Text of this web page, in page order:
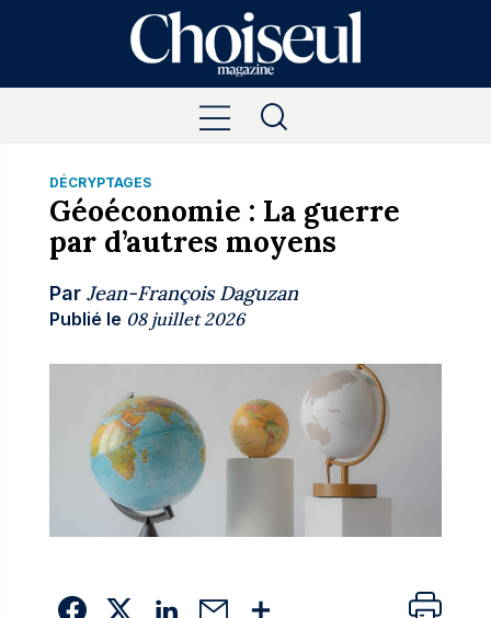
DÉCRYPTAGES
Géoéconomie : La guerre
par d’autres moyens
Par Jean-François Daguzan
Publié le 08 juillet 2026